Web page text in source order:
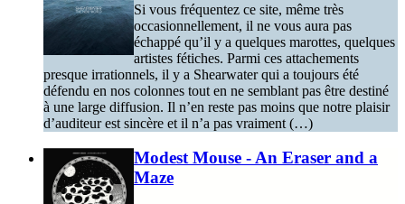
Si vous fréquentez ce site, même très
occasionnellement, il ne vous aura pas
échappé qu’il y a quelques marottes, quelques
artistes fétiches. Parmi ces attachements
presque irrationnels, il y a Shearwater qui a toujours été
défendu en nos colonnes tout en ne semblant pas être destiné
à une large diffusion. Il n’en reste pas moins que notre plaisir
d’auditeur est sincère et il n’a pas vraiment (…)
Modest Mouse - An Eraser and a
Maze